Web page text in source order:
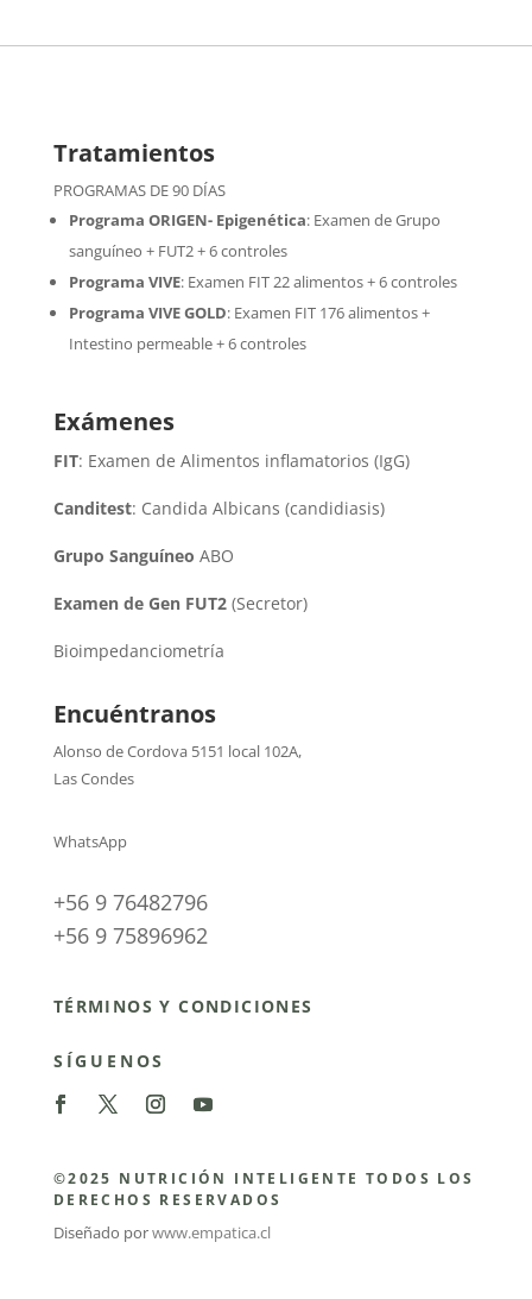
Tratamientos
PROGRAMAS DE 90 DÍAS
Programa ORIGEN- Epigenética:Examen de Grupo
sanguíneo + FUT2 + 6 controles
Programa VIVE: Examen FIT 22 alimentos + 6 controles
Programa VIVE GOLD: Examen FIT 176 alimentos +
Intestino permeable + 6 controles
Exámenes
FIT: Examen de Alimentos inflamatorios (IgG)
Canditest: Candida Albicans (candidiasis)
Grupo Sanguíneo ABO
Examen de Gen FUT2(Secretor)
Bioimpedanciometría
Encuéntranos
Alonso de Cordova 5151 local 102A,
Las Condes
WhatsApp
+56 9 76482796
+56 9 75896962
TÉRMINOS Y CONDICIONES
SÍGUENOS
©2025 NUTRICIÓN INTELIGENTE TODOS LOS
DERECHOS RESERVADOS
Diseñado porwww.empatica.cl